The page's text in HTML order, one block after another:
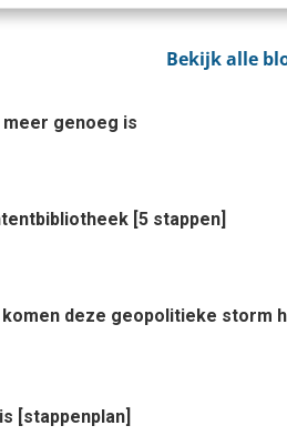
Bekijk alle
genoeg is
[5 stappen]
deze geopolitieke storm
[stappenplan]